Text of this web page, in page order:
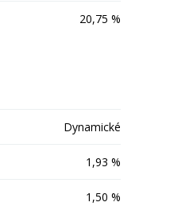
20,75 %
Dynamické
1,93 %
1,50 %